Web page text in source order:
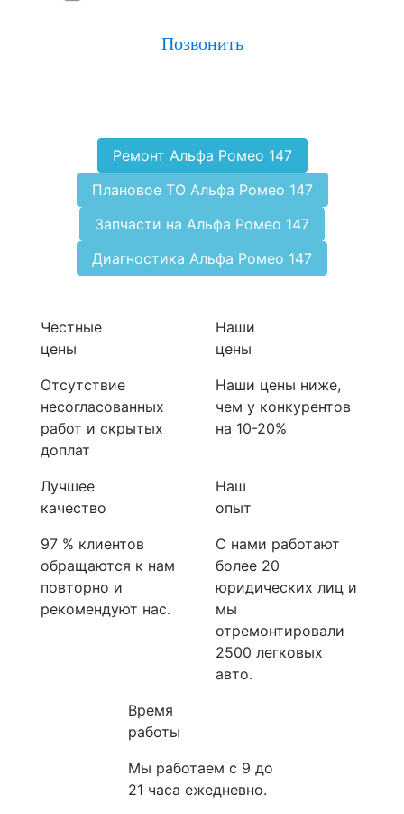
Позвонить
Ремонт Альфа Ромео 147
Плановое ТО Альфа Ромео 147
Запчасти на Альфа Ромео 147
Диагностика Альфа Ромео 147
Честные
цены
Отсутствие
несогласованных
работ и скрытых
доплат
Наши
цены
Наши цены ниже,
чем у конкурентов
на 10-20%
Лучшее
качество
97 % клиентов
обращаются к нам
повторно и
рекомендуют нас.
Наш
опыт
С нами работают
более 20
юридических лиц и
мы
отремонтировали
2500 легковых
авто.
Время
работы
Мы работаем с 9 до
21 часа ежедневно.